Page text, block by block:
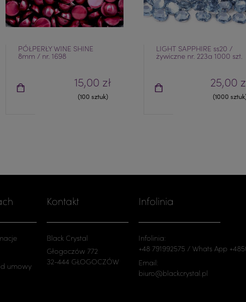
PÓŁPERŁY WINE SHINE
8mm / nr. 1698
15,00 zł
(100 sztuk)
LIGHT SAPPHIRE ss20 /
żywiczne nr. 223a 1000 szt.
25,00
(1000
umowy
Kontakt
Black Crystal
Głogoczów 772
32-444 GŁOGOCZÓW
Infolinia
Infolinia:
+48 791992575 / Whats App
Email:
biuro@blackcrystal.pl